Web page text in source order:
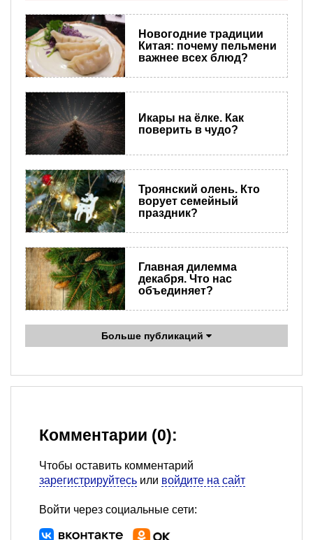
Новогодние традиции
Китая: почему пельмени
важнее всех блюд?
Икары на ёлке. Как
поверить в чудо?
Троянский олень. Кто
ворует семейный
праздник?
Главная дилемма
декабря. Что нас
объединяет?
Больше публикаций
Комментарии (0):
Чтобы оставить комментарий
зарегистрируйтесь или войдите на сайт
Войти через социальные сети: